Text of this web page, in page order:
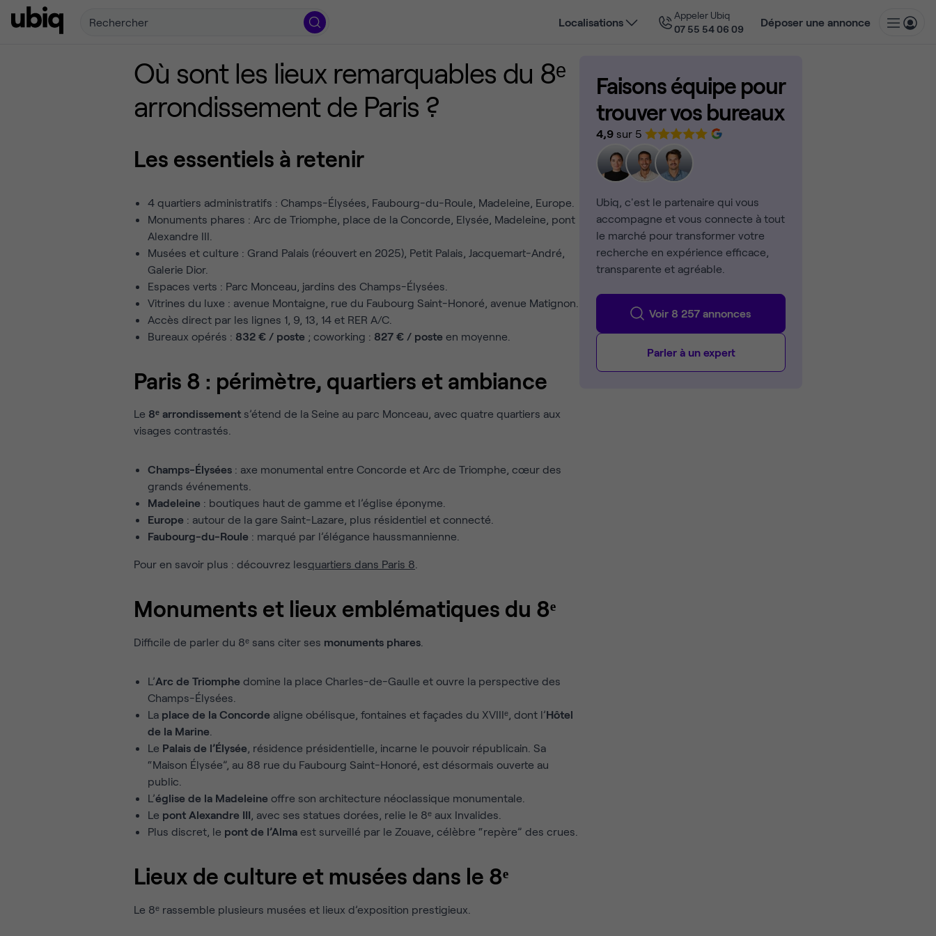
Rechercher Localisations
Appeler Ubiq
07 55 54 06 09
Déposer une annonce
Où sont les lieux remarquables du 8ᵉ
arrondissement de Paris ?
Les essentiels à retenir
4 quartiers administratifs : Champs-Élysées, Faubourg-du-Roule, Madeleine, Europe.
Monuments phares : Arc de Triomphe, place de la Concorde, Elysée, Madeleine, pont
Alexandre III.
Musées et culture : Grand Palais (réouvert en 2025), Petit Palais, Jacquemart-André,
Galerie Dior.
Espaces verts : Parc Monceau, jardins des Champs-Élysées.
Vitrines du luxe : avenue Montaigne, rue du Faubourg Saint-Honoré, avenue Matignon.
Accès direct par les lignes 1, 9, 13, 14 et RER A/C.
Bureaux opérés : 832 € / poste ; coworking : 827 € / poste en moyenne.
Paris 8 : périmètre, quartiers et ambiance
Le 8ᵉ arrondissement s’étend de la Seine au parc Monceau, avec quatre quartiers aux
visages contrastés.
Champs-Élysées : axe monumental entre Concorde et Arc de Triomphe, cœur des
grands événements.
Madeleine : boutiques haut de gamme et l’église éponyme.
Europe : autour de la gare Saint-Lazare, plus résidentiel et connecté.
Faubourg-du-Roule : marqué par l’élégance haussmannienne.
Pour en savoir plus : découvrez lesquartiers dans Paris 8
Monuments et lieux emblématiques du 8ᵉ
Difficile de parler du 8ᵉ sans citer ses monuments phares
L’Arc de Triomphe domine la place Charles-de-Gaulle et ouvre la perspective des
Champs-Élysées.
La place de la Concorde aligne obélisque, fontaines et façades du XVIIIᵉ, dont l’Hôtel
de la Marine
Le Palais de l’Élysée, résidence présidentielle, incarne le pouvoir républicain. Sa
“Maison Élysée”, au 88 rue du Faubourg Saint-Honoré, est désormais ouverte au
public.
L’église de la Madeleine offre son architecture néoclassique monumentale.
Le pont Alexandre III, avec ses statues dorées, relie le 8ᵉ aux Invalides.
Plus discret, le pont de l’Alma est surveillé par le Zouave, célèbre “repère” des crues.
Lieux de culture et musées dans le 8ᵉ
Le 8ᵉ rassemble plusieurs musées et lieux d’exposition prestigieux.
Faisons équipe pour
trouver vos bureaux
4,9 sur 5
Ubiq, c'est le partenaire qui vous
accompagne et vous connecte à tout
le marché pour transformer votre
recherche en expérience efficace,
transparente et agréable.
Voir 8 257 annonces
Parler à un expert